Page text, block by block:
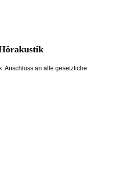
Anschluss an alle gesetzliche